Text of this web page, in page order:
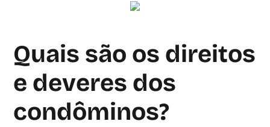
Quais são os direitos
e deveres dos
condôminos?